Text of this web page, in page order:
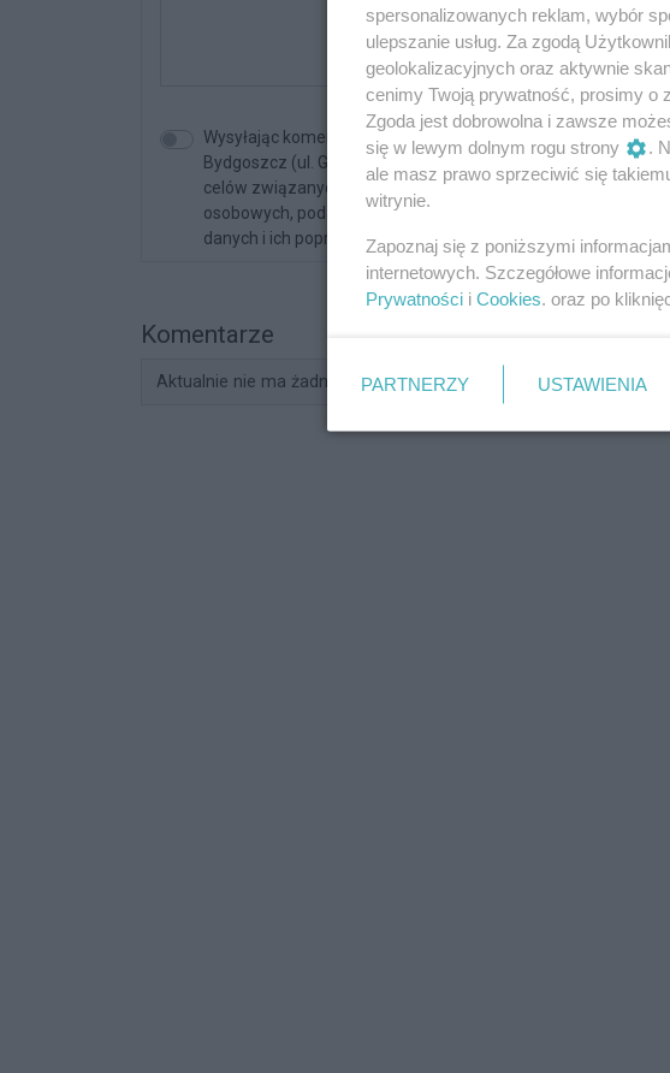
Wysyłając komentarz akceptujesz regulamin serwisu
Bydgoszcz (ul. Glinki 32/E2, 85-174 Bydgoszcz) jest
celów związanych z korzystaniem z serwisu. Zgodnie z art.
osobowych, podanie danych jest dobrowolne, Użytkownikowi
danych i ich poprawiania.
Komentarze
Aktualnie nie ma żadnych komentarzy. Bądź pierwszy, dodaj swój
spersonalizowanych reklam, wybór
ulepszanie usług. Za zgodą
geolokalizacyjnych oraz aktywnie
cenimy Twoją prywatność, prosimy o
Zgoda jest dobrowolna i zawsze
się w lewym dolnym rogu strony
.
ale masz prawo sprzeciwić się
witrynie.
Zapoznaj się z poniższymi
internetowych. Szczegółowe
Prywatności i Cookies. oraz po
PARTNERZY USTAWIENIA